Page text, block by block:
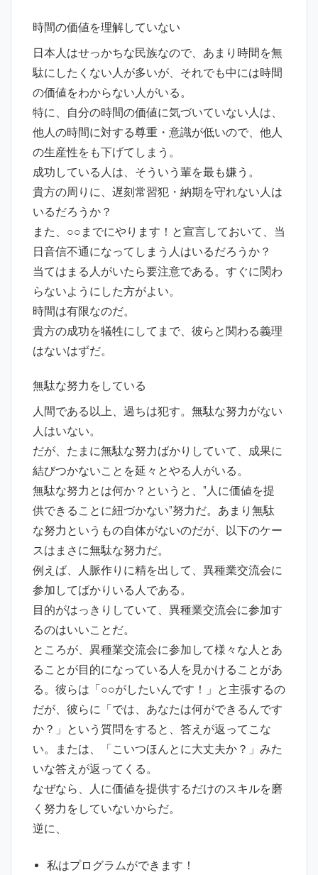
時間の価値を理解していない
日本人はせっかちな民族なので、あまり時間を無
駄にしたくない人が多いが、それでも中には時間
の価値をわからない人がいる。
特に、自分の時間の価値に気づいていない人は、
他人の時間に対する尊重・意識が低いので、他人
の生産性をも下げてしまう。
成功している人は、そういう輩を最も嫌う。
貴方の周りに、遅刻常習犯・納期を守れない人は
いるだろうか？
また、○○までにやります！と宣言しておいて、当
日音信不通になってしまう人はいるだろうか？
当てはまる人がいたら要注意である。すぐに関わ
らないようにした方がよい。
時間は有限なのだ。
貴方の成功を犠牲にしてまで、彼らと関わる義理
はないはずだ。
無駄な努力をしている
人間である以上、過ちは犯す。無駄な努力がない
人はいない。
だが、たまに無駄な努力ばかりしていて、成果に
結びつかないことを延々とやる人がいる。
無駄な努力とは何か？というと、”人に価値を提
供できることに紐づかない”努力だ。あまり無駄
な努力というもの自体がないのだが、以下のケー
スはまさに無駄な努力だ。
例えば、人脈作りに精を出して、異種業交流会に
参加してばかりいる人である。
目的がはっきりしていて、異種業交流会に参加す
るのはいいことだ。
ところが、異種業交流会に参加して様々な人とあ
ることが目的になっている人を見かけることがあ
る。彼らは「○○がしたいんです！」と主張するの
だが、彼らに「では、あなたは何ができるんです
か？」という質問をすると、答えが返ってこな
い。または、「こいつほんとに大丈夫か？」みた
いな答えが返ってくる。
なぜなら、人に価値を提供するだけのスキルを磨
く努力をしていないからだ。
逆に、
私はプログラムができます！